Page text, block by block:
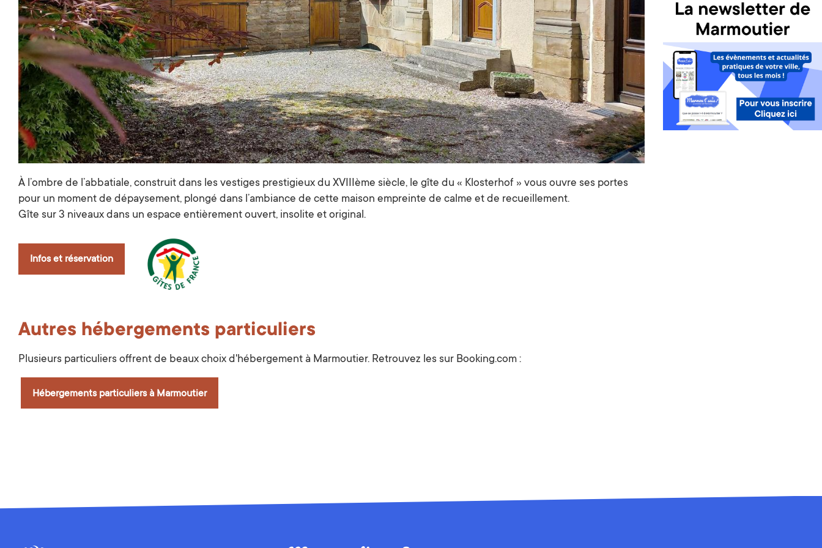
À l’ombre de l’abbatiale, construit dans les vestiges prestigieux du XVIIIème siècle, le gîte du « Klosterhof » vous ouvre ses portes
pour un moment de dépaysement, plongé dans l’ambiance de cette maison empreinte de calme et de recueillement.
Gîte sur 3 niveaux dans un espace entièrement ouvert, insolite et original.
Infos et réservation
Autres hébergements particuliers
Plusieurs particuliers offrent de beaux choix d'hébergement à Marmoutier. Retrouvez les sur Booking.com :
Hébergements particuliers à Marmoutier